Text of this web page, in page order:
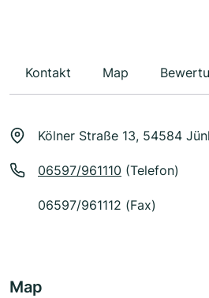
Kontakt Map
Kölner Straße 13, 54584
06597/961110 (Telefon)
06597/961112 (Fax)
Map